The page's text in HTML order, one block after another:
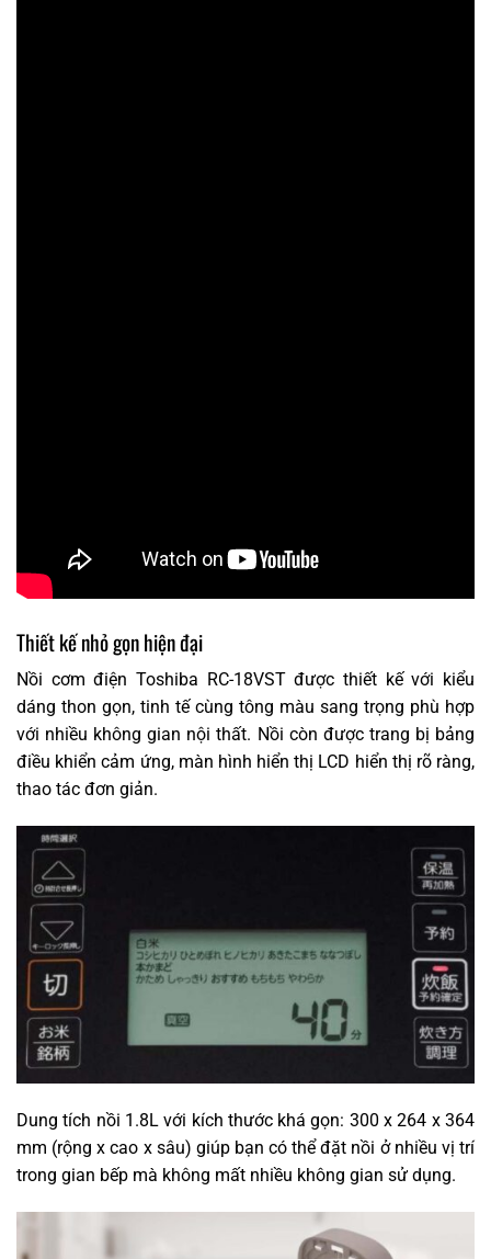
Thiết kế nhỏ gọn hiện đại
Nồi cơm điện Toshiba RC-18VST được thiết kế với kiểu
dáng thon gọn, tinh tế cùng tông màu sang trọng phù hợp
với nhiều không gian nội thất. Nồi còn được trang bị bảng
điều khiển cảm ứng, màn hình hiển thị LCD hiển thị rõ ràng,
thao tác đơn giản.
Dung tích nồi 1.8L với kích thước khá gọn: 300 x 264 x 364
mm (rộng x cao x sâu) giúp bạn có thể đặt nồi ở nhiều vị trí
trong gian bếp mà không mất nhiều không gian sử dụng.